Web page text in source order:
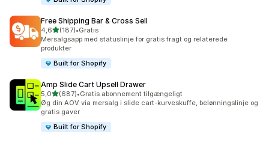
Free Shipping Bar & Cross Sell
4,6ud af 5 stjerner
(187)
187 anmeldelser i alt
•Gratis
Mersalgsapp med statuslinje for gratis fragt og relaterede
produkter
Built for Shopify
Amp Slide Cart Upsell Drawer
5,0ud af 5 stjerner
(687)
687 anmeldelser i alt
•Gratis abonnement tilgængeligt
Øg din AOV via mersalg i slide cart-kurveskuffe, belønningslinje og
gratis gaver
Built for Shopify